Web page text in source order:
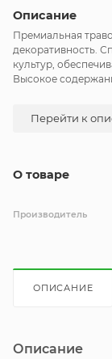
Описание
Премиальная
декоративность.
культур,
Высокое
луговой
Перейти к
О товаре
Производитель
ОПИСАНИЕ
Описание